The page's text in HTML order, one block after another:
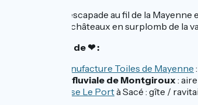
Début de l'escapade au fil de la
splendides châteaux en surplomb de la
Nos coups de ❤ :
manufacture Toiles de Mayenne
Halte fluviale de Montgiroux :
Écluse Le Portà Sacé : gîte /